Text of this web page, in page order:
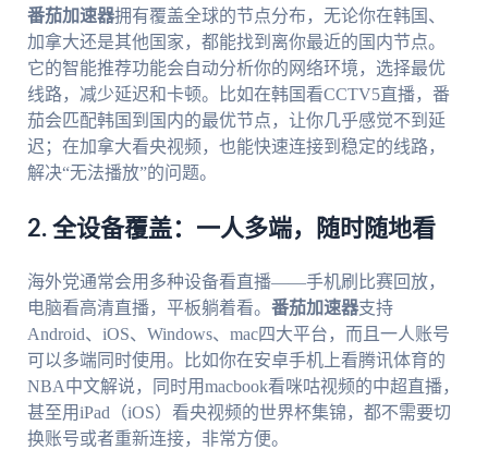
番茄加速器拥有覆盖全球的节点分布，无论你在韩国、
加拿大还是其他国家，都能找到离你最近的国内节点。
它的智能推荐功能会自动分析你的网络环境，选择最优
线路，减少延迟和卡顿。比如在韩国看CCTV5直播，番
茄会匹配韩国到国内的最优节点，让你几乎感觉不到延
迟；在加拿大看央视频，也能快速连接到稳定的线路，
解决“无法播放”的问题。
2. 全设备覆盖：一人多端，随时随地看
海外党通常会用多种设备看直播——手机刷比赛回放，
电脑看高清直播，平板躺着看。 番茄加速器支持
Android、iOS、Windows、mac四大平台，而且一人账号
可以多端同时使用。比如你在安卓手机上看腾讯体育的
NBA中文解说，同时用macbook看咪咕视频的中超直播，
甚至用iPad（iOS）看央视频的世界杯集锦，都不需要切
换账号或者重新连接，非常方便。